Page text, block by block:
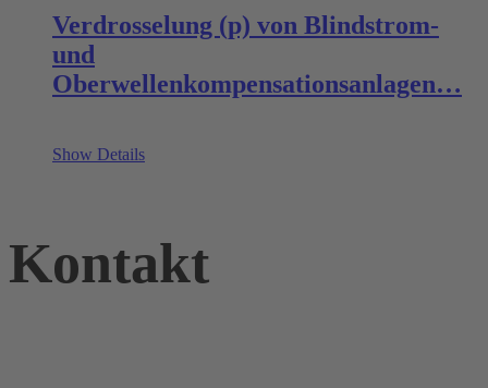
Verdrosselung (p) von Blindstrom-
und
Oberwellenkompensationsanlagen…
Show Details
Kontakt